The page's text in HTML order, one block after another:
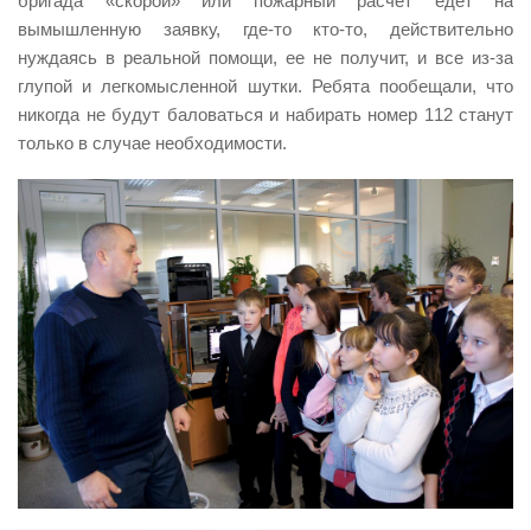
вымышленную заявку, где-то кто-то, действительно
нуждаясь в реальной помощи, ее не получит, и все из-за
глупой и легкомысленной шутки. Ребята пообещали, что
никогда не будут баловаться и набирать номер 112 станут
только в случае необходимости.